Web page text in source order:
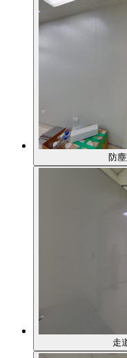
防
走